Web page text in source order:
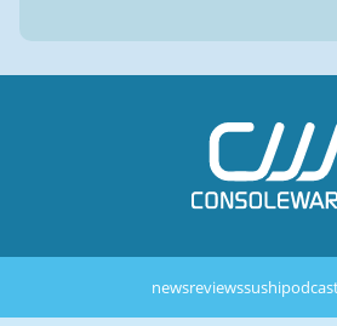
newsreviewssushi